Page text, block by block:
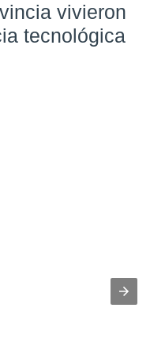
vivieron
tecnológica